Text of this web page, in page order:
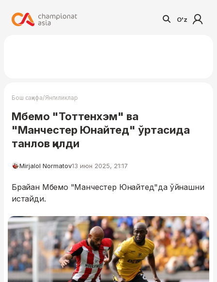
O'z
Бош саҳифа/Янгиликлар
Мбемо "Тоттенхэм" ва
"Манчестер Юнайтед" ўртасида
танлов қилди
Mirjalol Normatov13 июн 2025, 21:17
Брайан Мбемо "Манчестер Юнайтед"да ўйнашни
истайди.